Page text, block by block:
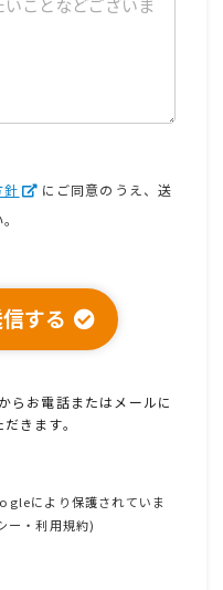
針
にご同意のうえ、送
する
ら お電話またはメールに
きます。
により保護されていま
ー ・利用規約)